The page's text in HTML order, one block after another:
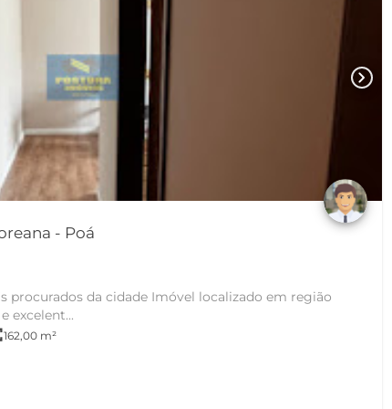
chevron_right
Casa Sobrado em Vila Acoreana - Poá
Imóvel localizado em região
excelent...
162,00 m²